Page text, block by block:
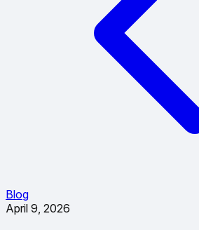
Blog
April 9, 2026